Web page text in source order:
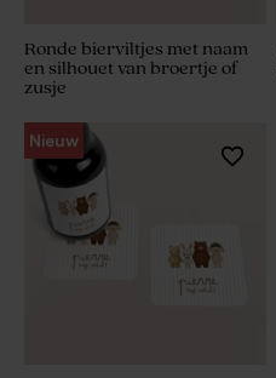
Ronde bierviltjes met naam
en silhouet van broertje of
zusje
Nieuw